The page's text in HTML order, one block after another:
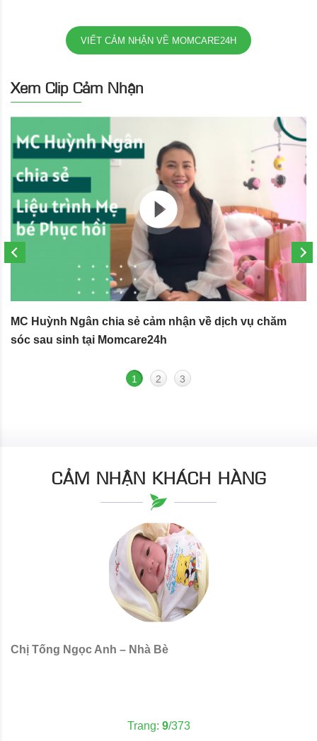
VIẾT CẢM NHẬN VỀ MOMCARE24H
Xem Clip Cảm Nhận
MC Huỳnh Ngân chia sẻ cảm nhận về dịch vụ chăm
sóc sau sinh tại Momcare24h
1 2 3
CẢM NHẬN KHÁCH HÀNG
Chị Tống Ngọc Anh – Nhà Bè
Trang: 9/373